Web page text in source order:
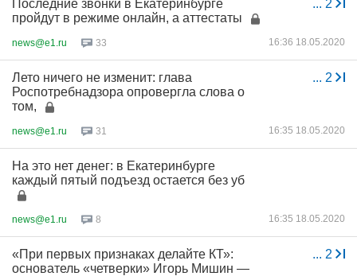
... 2
Последние звонки в Екатеринбурге
пройдут в режиме онлайн, а аттестаты
news@e1.ru 33 16:36 18.05.2020
... 2
Лето ничего не изменит: глава
Роспотребнадзора опровергла слова о
том,
news@e1.ru 31 16:35 18.05.2020
На это нет денег: в Екатеринбурге
каждый пятый подъезд остается без уб
news@e1.ru 8 16:35 18.05.2020
... 2
«При первых признаках делайте КТ»:
основатель «четверки» Игорь Мишин —